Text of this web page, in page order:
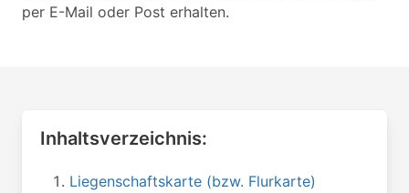
per E-Mail oder Post erhalten.
Inhaltsverzeichnis:
Liegenschaftskarte (bzw. Flurkarte)